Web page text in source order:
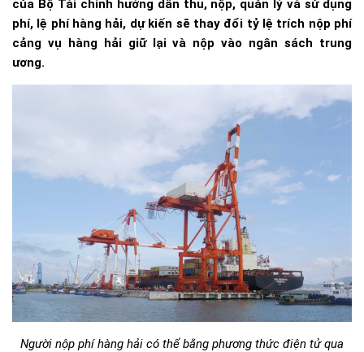
của Bộ Tài chính hướng dẫn thu, nộp, quản lý và sử dụng
phí, lệ phí hàng hải, dự kiến sẽ thay đổi tỷ lệ trích nộp phí
cảng vụ hàng hải giữ lại và nộp vào ngân sách trung
ương.
Người nộp phí hàng hải có thể bằng phương thức điện tử qua